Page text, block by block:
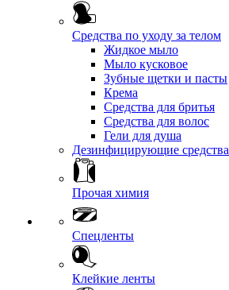
Средства по уходу за телом
Жидкое мыло
Мыло кусковое
Зубные щетки и пасты
Крема
Средства для бритья
Средства для волос
Гели для душа
Дезинфицирующие средства
Прочая химия
Спецленты
Клейкие ленты